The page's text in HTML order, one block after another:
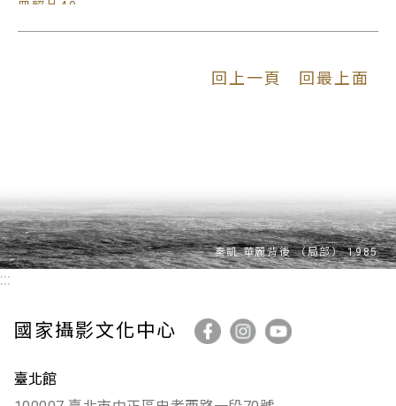
冊照片40
回上一頁 回最上面
:::
國家攝影文化中心
臺北館